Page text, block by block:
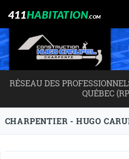
411HABITATION.COM
RÉSEAU DES
QUÉBEC
CHARPENTIER - HUGO